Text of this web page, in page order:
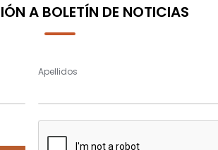
A BOLETÍN DE NOTICIAS
Apellidos